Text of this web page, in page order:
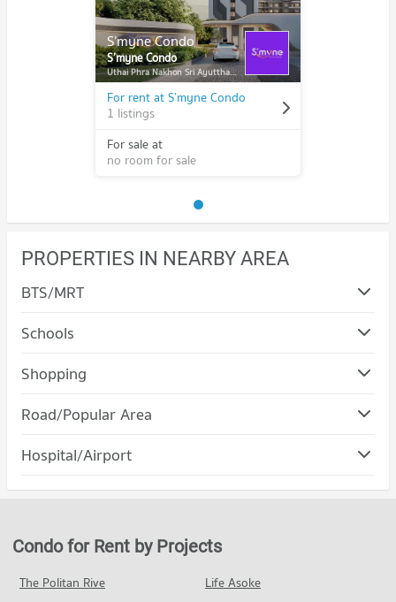
S’myne Condo
S’myne Condo
Uthai Phra Nakhon Sri Ayutthaya
For rent at S’myne Condo
1 listings
For sale at
no room for sale
PROPERTIES IN NEARBY AREA
BTS/MRT
Schools
Shopping
Condo Robinson Ayuttaya
Condo for Rent Robinson Ayuttaya
Condo Tesco Lotus Phra Nakhon Si Ayutthaya
Road/Popular Area
Condo Pranakhon Si Ayutthaya Polytechnic College
Condo for Rent near Pranakhon Si Ayutthaya Polytechnic
Condo for Sale near Pranakhon Si Ayutthaya Polytechnic
84 properties for sale
Hospital/Airport
Condo Rajthanee Hospital
Condo for Rent near Rajthanee Hospital
11 properties for rent
Condo for Sale near Rajthanee Hospital
Condo for Rent by Projects
The Politan Rive
Life Asoke